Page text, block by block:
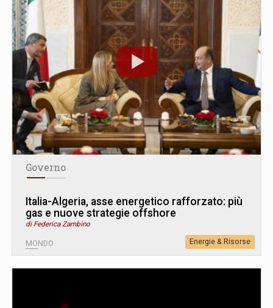
Governo
Italia-Algeria, asse energetico rafforzato: più
gas e nuove strategie offshore
di Federica Zambino
MONDO Energie & Risorse